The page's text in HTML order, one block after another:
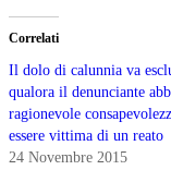
Correlati
Il dolo di calunnia va
qualora il denunciante
ragionevole
essere vittima di un reato
24 Novembre 2015